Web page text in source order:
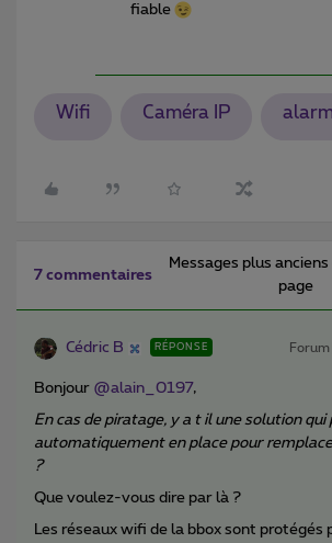
fiable
Wifi Caméra IP
7 commentaires
Messages plus
page
Cédric B RÉPONSE
Bonjour @alain_0197,
En cas de piratage, y a t il une solution
automatiquement en place pour
?
Que voulez-vous dire par là ?
Les réseaux wifi de la bbox sont protégés